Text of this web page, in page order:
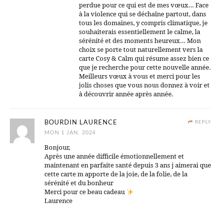
perdue pour ce qui est de mes vœux… Face
à la violence qui se déchaîne partout, dans
tous les domaines, y compris climatique, je
souhaiterais essentiellement le calme, la
sérénité et des moments heureux… Mon
choix se porte tout naturellement vers la
carte Cosy & Calm qui résume assez bien ce
que je recherche pour cette nouvelle année.
Meilleurs vœux à vous et merci pour les
jolis choses que vous nous donnez à voir et
à découvrir année après année.
REPLY
BOURDIN LAURENCE
MON 1 JAN, 2024
Bonjour,
Après une année difficile émotionnellement et
maintenant en parfaite santé depuis 3 ans j aimerai que
cette carte m apporte de la joie, de la folie, de la
sérénité et du bonheur
Merci pour ce beau cadeau
Laurence